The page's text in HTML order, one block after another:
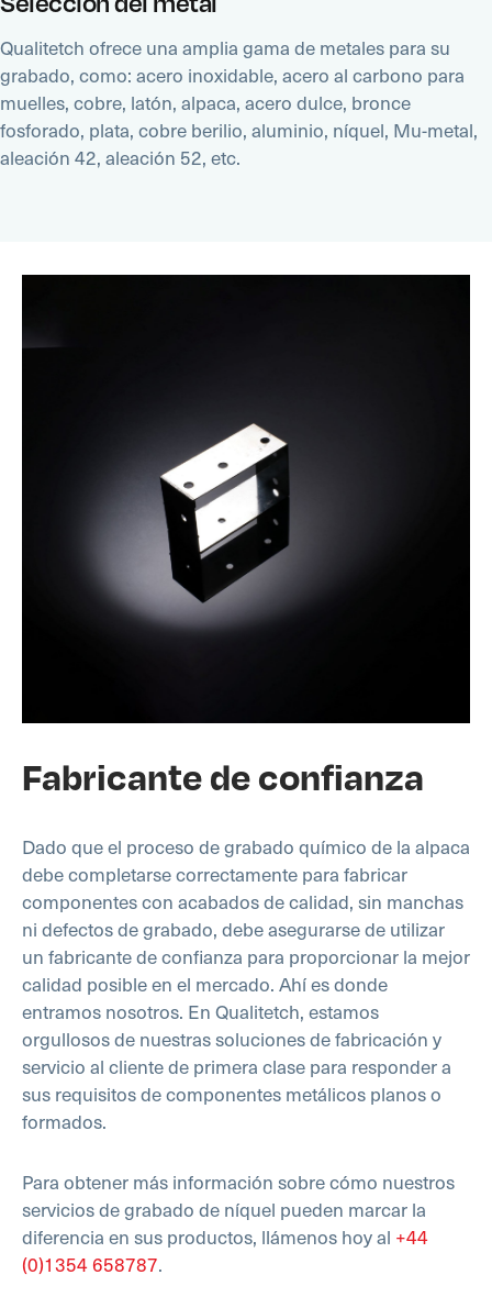
Qualitetch ofrece una amplia gama de metales para su
grabado, como: acero inoxidable, acero al carbono para
muelles, cobre, latón, alpaca, acero dulce, bronce
fosforado, plata, cobre berilio, aluminio, níquel, Mu-metal,
aleación 42, aleación 52, etc.
Fabricante de confianza
Dado que el proceso de grabado químico de la alpaca
debe completarse correctamente para fabricar
componentes con acabados de calidad, sin manchas
ni defectos de grabado, debe asegurarse de utilizar
un fabricante de confianza para proporcionar la mejor
calidad posible en el mercado. Ahí es donde
entramos nosotros. En Qualitetch, estamos
orgullosos de nuestras soluciones de fabricación y
servicio al cliente de primera clase para responder a
sus requisitos de componentes metálicos planos o
formados.
Para obtener más información sobre cómo nuestros
servicios de grabado de níquel pueden marcar la
diferencia en sus productos, llámenos hoy al +44
(0)1354 658787.